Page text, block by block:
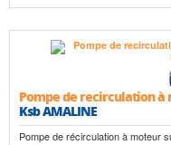
Pompe de recirculation
Ksb AMALINE
Pompe de récirculation à moteur